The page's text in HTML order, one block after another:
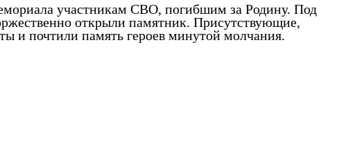
участникам СВО, погибшим за Родину. Под
открыли памятник. Присутствующие,
и почтили память героев минутой молчания.